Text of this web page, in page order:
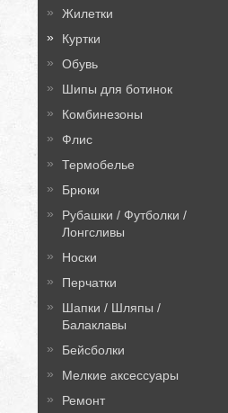
Жилетки
Куртки
Обувь
Шипы для ботинок
Комбинезоны
Флис
Термобелье
Брюки
Рубашки / Футболки /
Лонгсливы
Носки
Перчатки
Шапки / Шляпы /
Балаклавы
Бейсболки
Мелкие аксессуары
Ремонт